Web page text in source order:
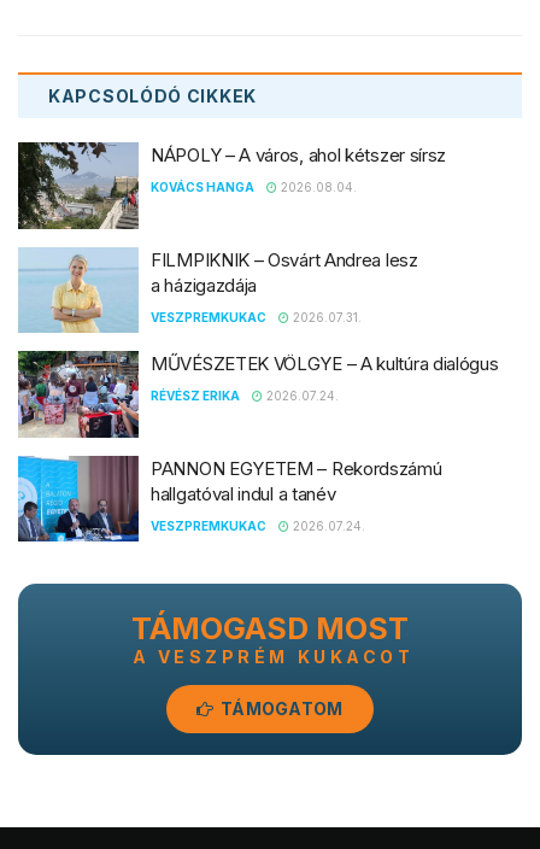
KAPCSOLÓDÓ CIKKEK
NÁPOLY – A város, ahol kétszer sírsz
KOVÁCS HANGA 2026.08.04.
FILMPIKNIK – Osvárt Andrea lesz
a házigazdája
VESZPREMKUKAC 2026.07.31.
MŰVÉSZETEK VÖLGYE – A kultúra dialógus
RÉVÉSZ ERIKA 2026.07.24.
PANNON EGYETEM – Rekordszámú
hallgatóval indul a tanév
VESZPREMKUKAC 2026.07.24.
TÁMOGASD MOST
A VESZPRÉM KUKACOT
TÁMOGATOM